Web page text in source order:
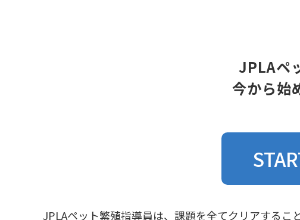
JPLAペ
今から始
JPLAペット繁殖指導員は、課題を全てクリアするこ